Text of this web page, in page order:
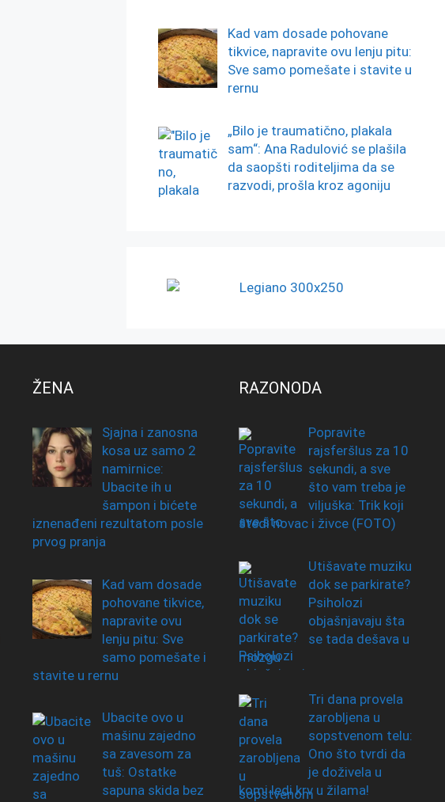
Kad vam dosade pohovane
tikvice, napravite ovu lenju pitu:
Sve samo pomešate i stavite u
rernu
„Bilo je traumatično, plakala
sam“: Ana Radulović se plašila
da saopšti roditeljima da se
razvodi, prošla kroz agoniju
ŽENA
Sjajna i zanosna
kosa uz samo 2
namirnice:
Ubacite ih u
šampon i bićete
iznenađeni rezultatom posle
prvog pranja
Kad vam dosade
pohovane tikvice,
napravite ovu
lenju pitu: Sve
samo pomešate i
stavite u rernu
Ubacite ovo u
mašinu zajedno
sa zavesom za
tuš: Ostatke
sapuna skida bez
RAZONODA
Popravite
rajsferšlus za 10
sekundi, a sve
što vam treba je
viljuška: Trik koji
štedi novac i živce (FOTO)
Utišavate muziku
dok se parkirate?
Psiholozi
objašnjavaju šta
se tada dešava u
mozgu
Tri dana provela
zarobljena u
sopstvenom telu:
Ono što tvrdi da
je doživela u
komi ledi krv u žilama!